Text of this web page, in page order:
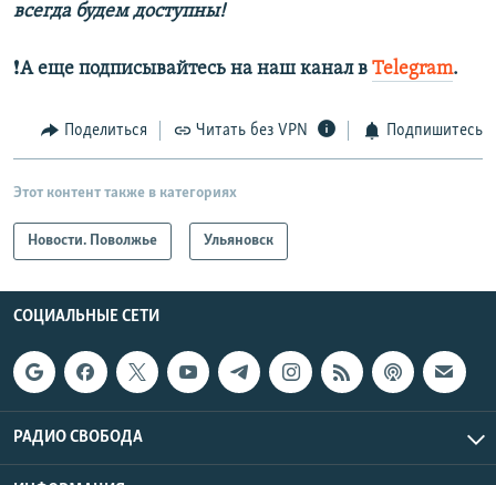
всегда будем доступны!
❗️А еще подписывайтесь на наш канал в Telegram.
Поделиться Читать без VPN Подпишитесь
Этот контент также в категориях
Новости. Поволжье Ульяновск
СОЦИАЛЬНЫЕ СЕТИ
РАДИО СВОБОДА